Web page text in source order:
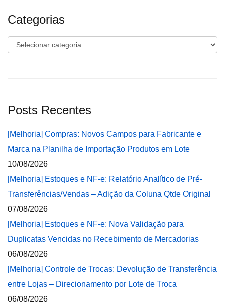
Categorias
Categorias
Posts Recentes
[Melhoria] Compras: Novos Campos para Fabricante e
Marca na Planilha de Importação Produtos em Lote
10/08/2026
[Melhoria] Estoques e NF-e: Relatório Analítico de Pré-
Transferências/Vendas – Adição da Coluna Qtde Original
07/08/2026
[Melhoria] Estoques e NF-e: Nova Validação para
Duplicatas Vencidas no Recebimento de Mercadorias
06/08/2026
[Melhoria] Controle de Trocas: Devolução de Transferência
entre Lojas – Direcionamento por Lote de Troca
06/08/2026